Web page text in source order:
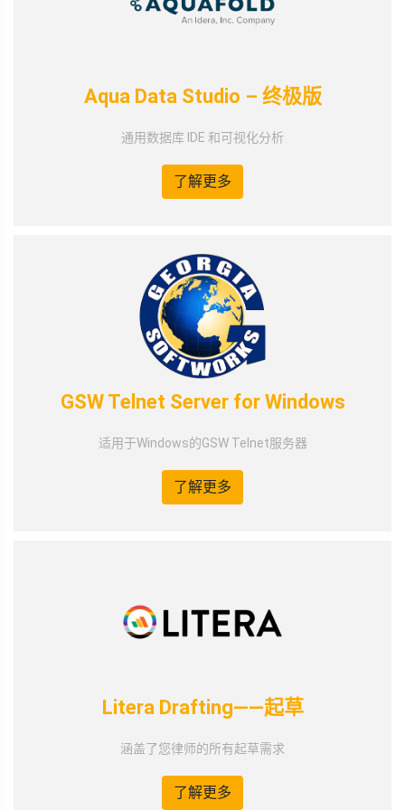
Aqua Data Studio – 终极版
通用数据库 IDE 和可视化分析
了解更多
GSW Telnet Server for Windows
适用于Windows的GSW Telnet服务器
了解更多
Litera Drafting——起草
涵盖了您律师的所有起草需求
了解更多